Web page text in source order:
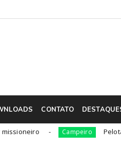
CONTATO
Campeiro Pelotas será